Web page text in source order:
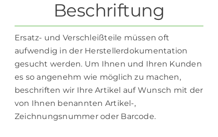
Beschriftung
Ersatz- und Verschleißteile müssen oft
aufwendig in der Herstellerdokumentation
gesucht werden. Um Ihnen und Ihren Kunden
es so angenehm wie möglich zu machen,
beschriften wir Ihre Artikel auf Wunsch mit der
von Ihnen benannten Artikel-,
Zeichnungsnummer oder Barcode.